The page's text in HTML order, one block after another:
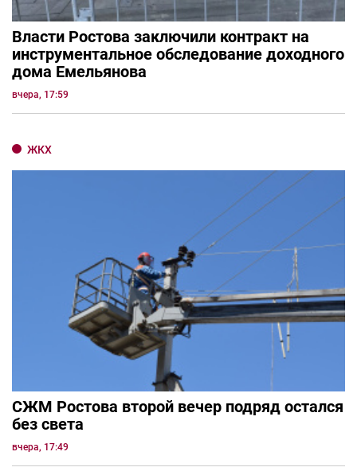
Власти Ростова заключили контракт на
инструментальное обследование доходного
дома Емельянова
вчера, 17:59
ЖКХ
СЖМ Ростова второй вечер подряд остался
без света
вчера, 17:49